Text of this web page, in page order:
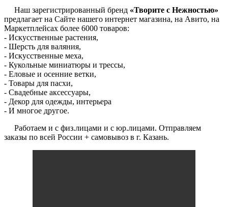
Наш зарегистрированный бренд «Творите с Нежностью»
предлагает на Сайте нашего интернет магазина, на Авито, на
Маркетплейсах более 6000 товаров:
- Искусственные растения,
- Шерсть для валяния,
- Искусственные меха,
- Кукольные миниатюры и трессы,
- Еловые и осенние ветки,
- Товары для пасхи,
- Свадебные аксессуары,
- Декор для одежды, интерьера
- И многое другое.
Работаем и с физ.лицами и с юр.лицами. Отправляем
заказы по всей России + самовывоз в г. Казань.